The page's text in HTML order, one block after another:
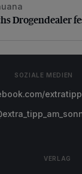
Drogendealer fest
Drogendealer
SOZIALE MEDIEN
VERLAG